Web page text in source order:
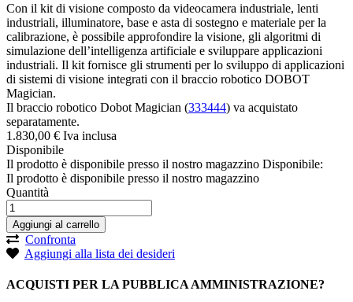
Con il kit di visione composto da videocamera industriale, lenti
industriali, illuminatore, base e asta di sostegno e materiale per la
calibrazione, è possibile approfondire la visione, gli algoritmi di
simulazione dell’intelligenza artificiale e sviluppare applicazioni
industriali. Il kit fornisce gli strumenti per lo sviluppo di applicazioni
di sistemi di visione integrati con il braccio robotico DOBOT
Magician.
Il braccio robotico Dobot Magician (333444) va acquistato
separatamente.
1.830,00 € Iva inclusa
Disponibile
Il prodotto è disponibile presso il nostro magazzino Disponibile:
Il prodotto è disponibile presso il nostro magazzino
Quantità
Aggiungi al carrello
Confronta
Aggiungi alla lista dei desideri
ACQUISTI PER LA PUBBLICA AMMINISTRAZIONE?